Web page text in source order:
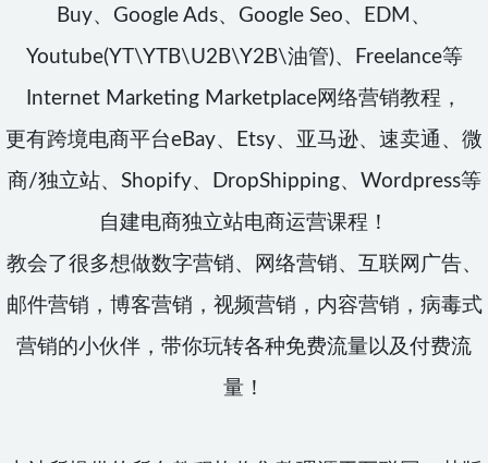
Buy、Google Ads、Google Seo、EDM、
Youtube(YT\YTB\U2B\Y2B\油管)、Freelance等
Internet Marketing Marketplace网络营销教程，
更有跨境电商平台eBay、Etsy、亚马逊、速卖通、微
商/独立站、Shopify、DropShipping、Wordpress等
自建电商独立站电商运营课程！
教会了很多想做数字营销、网络营销、互联网广告、
邮件营销，博客营销，视频营销，内容营销，病毒式
营销的小伙伴，带你玩转各种免费流量以及付费流
量！